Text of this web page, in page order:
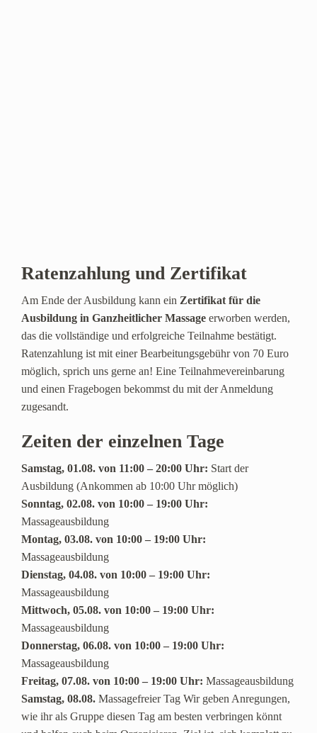
Ratenzahlung und Zertifikat
Am Ende der Ausbildung kann ein Zertifikat für die
Ausbildung in Ganzheitlicher Massage erworben werden,
das die vollständige und erfolgreiche Teilnahme bestätigt.
Ratenzahlung ist mit einer Bearbeitungsgebühr von 70 Euro
möglich, sprich uns gerne an! Eine Teilnahmevereinbarung
und einen Fragebogen bekommst du mit der Anmeldung
zugesandt.
Zeiten der einzelnen Tage
Samstag, 01.08. von 11:00 – 20:00 Uhr: Start der
Ausbildung (Ankommen ab 10:00 Uhr möglich)
Sonntag, 02.08. von 10:00 – 19:00 Uhr:
Massageausbildung
Montag, 03.08. von 10:00 – 19:00 Uhr:
Massageausbildung
Dienstag, 04.08. von 10:00 – 19:00 Uhr:
Massageausbildung
Mittwoch, 05.08. von 10:00 – 19:00 Uhr:
Massageausbildung
Donnerstag, 06.08. von 10:00 – 19:00 Uhr:
Massageausbildung
Freitag, 07.08. von 10:00 – 19:00 Uhr: Massageausbildung
Samstag, 08.08. Massagefreier Tag Wir geben Anregungen,
wie ihr als Gruppe diesen Tag am besten verbringen könnt